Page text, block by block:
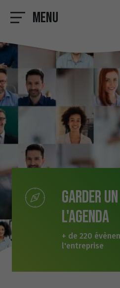
Menu
Garder
l'agenda
+ de 220
l'entreprise